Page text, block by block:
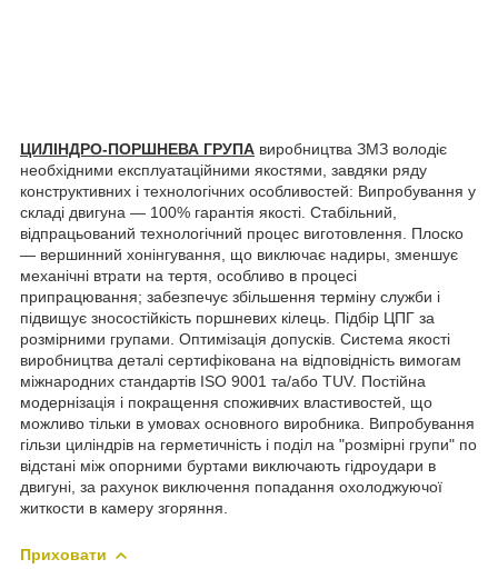
ЦИЛІНДРО-ПОРШНЕВА ГРУПА виробництва ЗМЗ володіє
необхідними експлуатаційними якостями, завдяки ряду
конструктивних і технологічних особливостей: Випробування у
складі двигуна ― 100% гарантія якості. Стабільний,
відпрацьований технологічний процес виготовлення. Плоско
― вершинний хонінгування, що виключає надиры, зменшує
механічні втрати на тертя, особливо в процесі
припрацювання; забезпечує збільшення терміну служби і
підвищує зносостійкість поршневих кілець. Підбір ЦПГ за
розмірними групами. Оптимізація допусків. Система якості
виробництва деталі сертифікована на відповідність вимогам
міжнародних стандартів ISO 9001 та/або TUV. Постійна
модернізація і покращення споживчих властивостей, що
можливо тільки в умовах основного виробника. Випробування
гільзи циліндрів на герметичність і поділ на "розмірні групи" по
відстані між опорними буртами виключають гідроудари в
двигуні, за рахунок виключення попадання охолоджуючої
житкости в камеру згоряння.
Приховати